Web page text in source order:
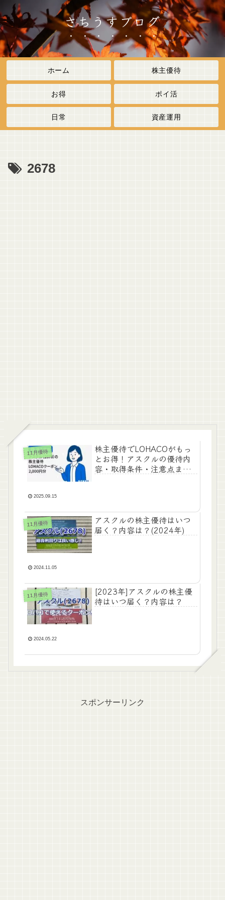
さちうすブログ
ホーム 株主優待
お得 ポイ活
日常 資産運用
2678
11月優待
株主優待でLOHACOがもっ
とお得！アスクルの優待内
容・取得条件・注意点まと
2025.09.15
11月優待
アスクルの株主優待はいつ
届く？内容は？(2024年)
2024.11.05
11月優待
[2023年]アスクルの株主優
待はいつ届く？内容は？
2024.05.22
スポンサーリンク